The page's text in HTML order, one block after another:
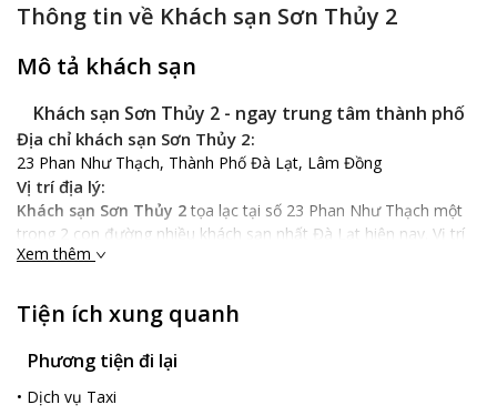
Thông tin về Khách sạn Sơn Thủy 2
Mô tả khách sạn
Khách sạn Sơn Thủy 2 - ngay trung tâm thành phố
Địa chỉ khách sạn Sơn Thủy 2:
23 Phan Như Thạch, Thành Phố Đà Lạt, Lâm Đồng
Vị trí địa lý:
Khách sạn Sơn Thủy 2 tọa lạc tại số 23 Phan Như Thạch một
trong 2 con đường nhiều khách sạn nhất Đà Lạt hiện nay. Vị trí
khách sạn nằm ngay tại trung tâm thành phố cách chợ Đà Lạt
địa danh cũng như khu mua sắm của thành phố mà không mất
quá nhiều thời gian đi lại.
Đặc điểm khách sạn:
Khách sạn Sơn Thủy 2
kế theo phong cách hiện đại làm nổi bật sự sang trọng và tinh
Xem thêm
Tiện ích xung quanh
Phương tiện đi lại
• Dịch vụ Taxi